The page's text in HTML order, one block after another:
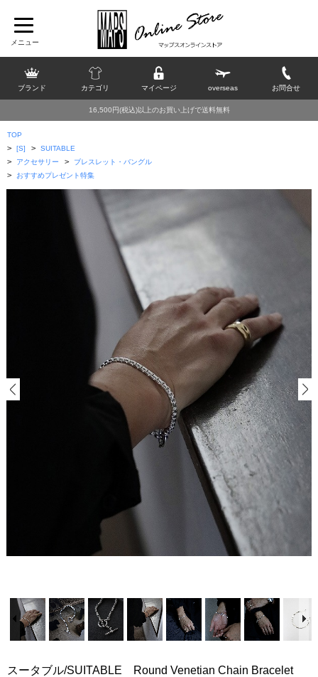
ブランド カテゴリ マイページ overseas お問合せ
16,500円(税込)以上のお買い上げで送料無料
TOP
> [S] > SUITABLE
> アクセサリー > ブレスレット・バングル
> おすすめプレゼント特集
スータブル/SUITABLE Round Venetian Chain Bracelet